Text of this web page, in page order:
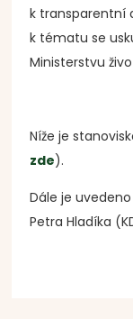
k transparentní
k tématu se
Ministerstvu
Níže je
zde).
Dále je
Petra Hladíka